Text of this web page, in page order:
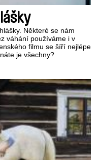
Některé se nám
váhání používáme i v
filmu se šíří nejlépe
je všechny?